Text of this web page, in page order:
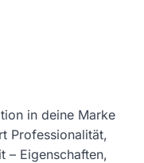
in deine Marke
Professionalität,
– Eigenschaften,